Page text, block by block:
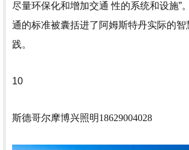
尽量环保化和增加交通 性的系统和设施”
通的标准被囊括进了阿姆斯特丹实际的智
践。
10
斯德哥尔摩博兴照明18629004028